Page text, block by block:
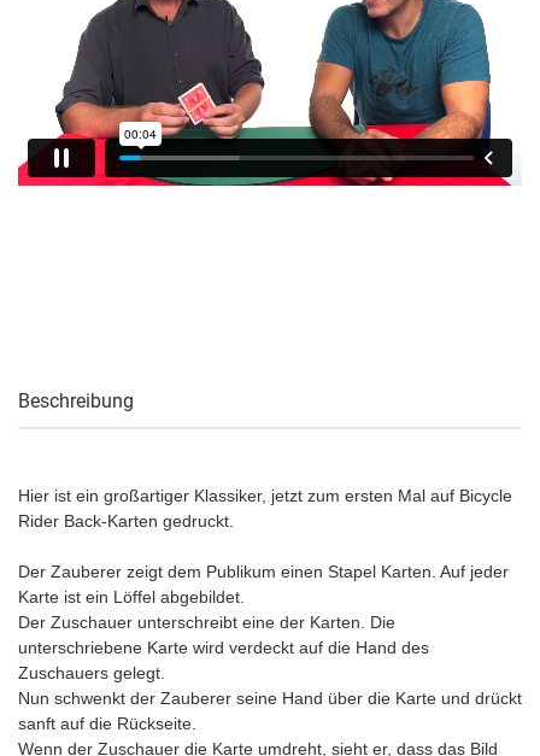
Beschreibung
Hier ist ein großartiger Klassiker, jetzt zum ersten Mal auf Bicycle
Rider Back-Karten gedruckt.
Der Zauberer zeigt dem Publikum einen Stapel Karten. Auf jeder
Karte ist ein Löffel abgebildet.
Der Zuschauer unterschreibt eine der Karten. Die
unterschriebene Karte wird verdeckt auf die Hand des
Zuschauers gelegt.
Nun schwenkt der Zauberer seine Hand über die Karte und drückt
sanft auf die Rückseite.
Wenn der Zuschauer die Karte umdreht, sieht er, dass das Bild